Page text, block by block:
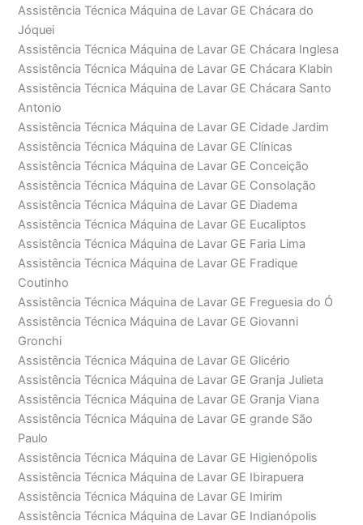
Assistência Técnica Máquina de Lavar GE Chácara do
Jóquei
Assistência Técnica Máquina de Lavar GE Chácara Inglesa
Assistência Técnica Máquina de Lavar GE Chácara Klabin
Assistência Técnica Máquina de Lavar GE Chácara Santo
Antonio
Assistência Técnica Máquina de Lavar GE Cidade Jardim
Assistência Técnica Máquina de Lavar GE Clínicas
Assistência Técnica Máquina de Lavar GE Conceição
Assistência Técnica Máquina de Lavar GE Consolação
Assistência Técnica Máquina de Lavar GE Diadema
Assistência Técnica Máquina de Lavar GE Eucaliptos
Assistência Técnica Máquina de Lavar GE Faria Lima
Assistência Técnica Máquina de Lavar GE Fradique
Coutinho
Assistência Técnica Máquina de Lavar GE Freguesia do Ó
Assistência Técnica Máquina de Lavar GE Giovanni
Gronchi
Assistência Técnica Máquina de Lavar GE Glicério
Assistência Técnica Máquina de Lavar GE Granja Julieta
Assistência Técnica Máquina de Lavar GE Granja Viana
Assistência Técnica Máquina de Lavar GE grande São
Paulo
Assistência Técnica Máquina de Lavar GE Higienópolis
Assistência Técnica Máquina de Lavar GE Ibirapuera
Assistência Técnica Máquina de Lavar GE Imirim
Assistência Técnica Máquina de Lavar GE Indianópolis